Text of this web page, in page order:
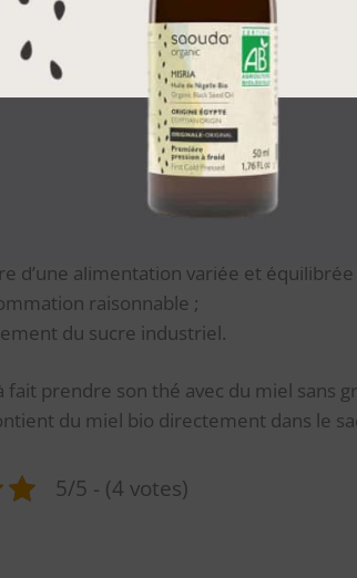
avec modération, le miel ne fait
conséquences sur notre ligne.
de sucres naturels comme
le miel ne fait pas grossir :
d’une alimentation variée et équilibrée
raisonnable ;
du sucre industriel.
fait prendre son thé avec du miel sans
du miel bio directement dans le
5/5 - (4 votes)